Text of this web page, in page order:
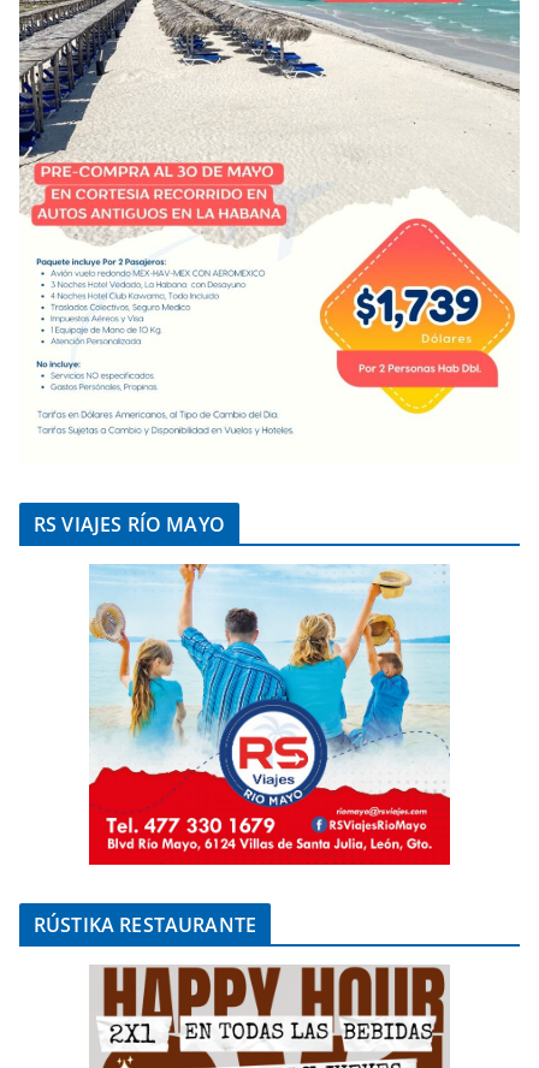
RS VIAJES RÍO MAYO
RÚSTIKA RESTAURANTE